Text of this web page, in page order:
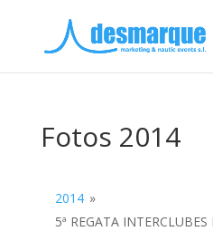
Fotos 2014
2014 »
5ª REGATA